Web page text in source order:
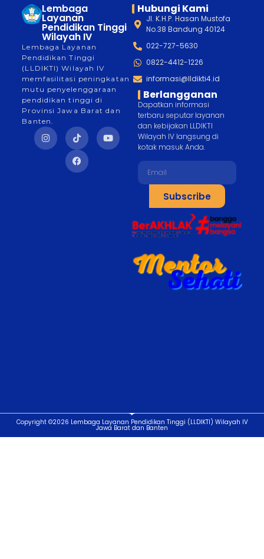
Lembaga
Layanan
Pendidikan Tinggi
Wilayah IV
Lembaga Layanan
Pendidikan Tinggi
(LLDIKTI) Wilayah IV
memfasilitasi peningkatan
mutu penyelenggaraan
pendidikan tinggi di
Provinsi Jawa Barat dan
Banten.
Hubungi Kami
Jl. K.H.P. Hasan Mustofa
No.38 Bandung 40124
022-727-5630
0822-4412-1226
informasi@lldikti4.id
Berlangganan
Dapatkan informasi
terbaru seputar layanan
dan kebijakan LLDIKTI
Wilayah IV langsung di
kotak masuk Anda.
Subscribe
Copyright ©2026 Lembaga Layanan Pendidikan Tinggi (LLDIKTI) Wilayah IV
Jawa Barat dan Banten